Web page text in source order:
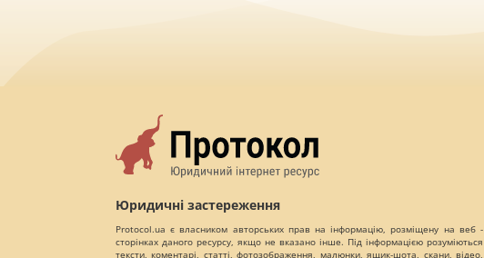
Юридичні застереження
Protocol.ua є власником авторських прав на інформацію, розміщену на веб -
сторінках даного ресурсу, якщо не вказано інше. Під інформацією розуміються
тексти, коментарі, статті, фотозображення, малюнки, ящик-шота, скани, відео,